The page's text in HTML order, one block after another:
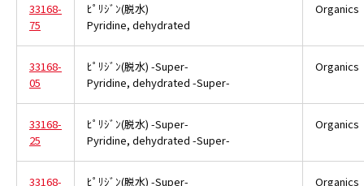
33168-
75
ﾋﾟﾘｼﾞﾝ(脱水)
Pyridine, dehydrated
Organics
33168-
05
ﾋﾟﾘｼﾞﾝ(脱水) -Super-
Pyridine, dehydrated -Super-
Organics
33168-
25
ﾋﾟﾘｼﾞﾝ(脱水) -Super-
Pyridine, dehydrated -Super-
Organics
33168-
ﾋﾟﾘｼﾞﾝ(脱水) -Super-
Organics